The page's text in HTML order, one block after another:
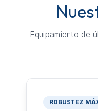
Equipamiento de
ROBUSTEZ